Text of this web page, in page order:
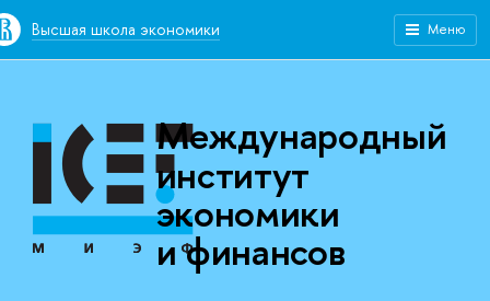
Высшая школа экономики Меню
Международный
институт
экономики
и финансов